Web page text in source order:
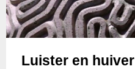
Luister en huiver